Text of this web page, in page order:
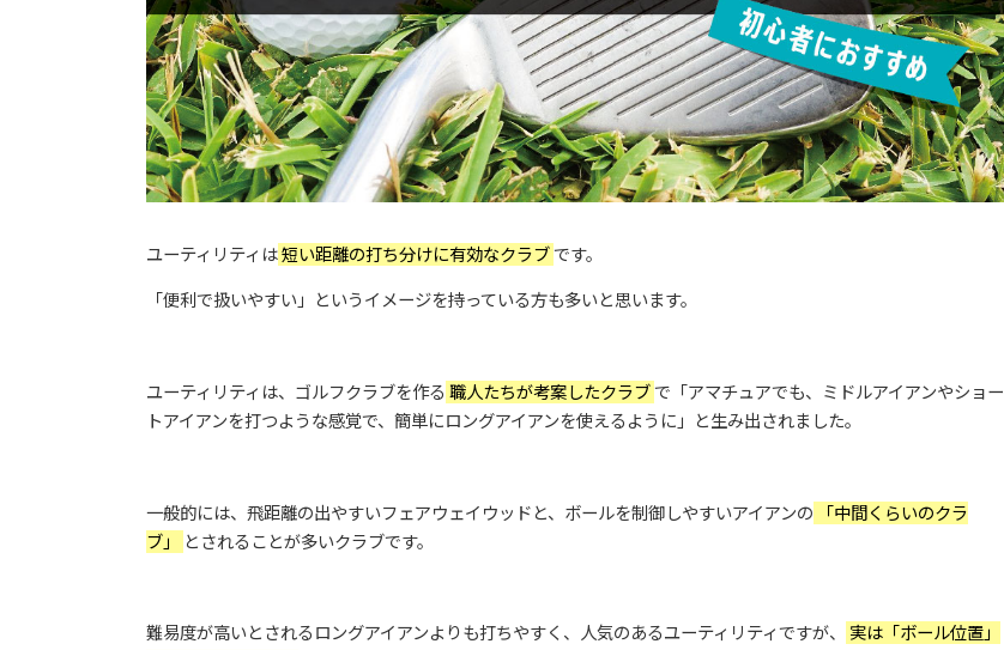
ユーティリティは短い距離の打ち分けに有効なクラブです。
「便利で扱いやすい」というイメージを持っている方も多いと思います。
ユーティリティは、ゴルフクラブを作る 職人たちが考案したクラブで「アマチュアでも、ミドルアイアンやショー
トアイアンを打つような感覚で、簡単にロングアイアンを使えるように」と生み出されました。
一般的には、飛距離の出やすいフェアウェイウッドと、ボールを制御しやすいアイアンの 「中間くらいのクラ
ブ」
とされることが多いクラブです。
難易度が高いとされるロングアイアンよりも打ちやすく、人気のあるユーティリティですが、
実は「ボール位置」